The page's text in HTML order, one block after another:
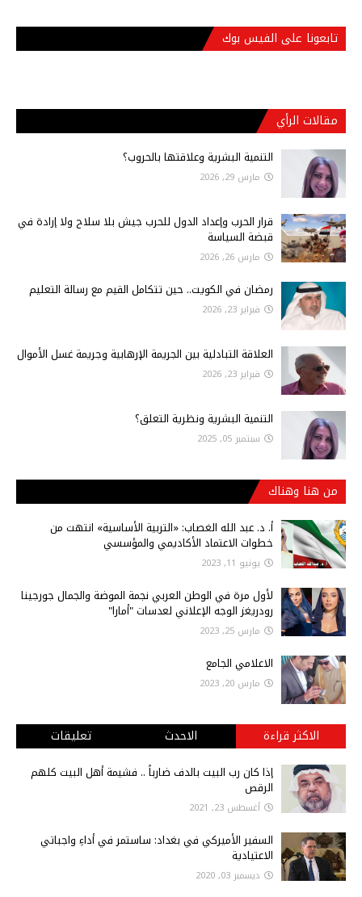
تابعونا على الفيس بوك
مقالات الرأي
التنمية البشرية وعلاقتها بالحروب؟
مارس 29, 2026
قرار الحرب وإعداد الدول للحرب جيش بلا سلاح ولا إرادة في
قبضة السياسة
مارس 26, 2026
رمضان في الكويت.. حين تتكامل القيم مع رسالة التعليم
فبراير 23, 2026
العلاقة التبادلية بين الجريمة الإرهابية وجريمة غسل الأموال
فبراير 23, 2026
التنمية البشرية ونظرية التعلق؟
سبتمبر 05, 2025
من هنا وهناك
أ‌. د. عبد الله الغصاب: «التربية الأساسية» انتهت من
خطوات الاعتماد الأكاديمي والمؤسسي
يونيو 11, 2023
لأول مرة في الوطن العربي نجمة الموضة والجمال جورجينا
رودريغز الوجه الإعلاني لعدسات "أمارا"
مارس 25, 2023
الاعلامي الجامع
مارس 20, 2023
الاكثر قراءة الاحدث تعليقات
إذا كان رب البيت بالدف ضارباً .. فشيمة أهل البيت كلهم
الرقص
أغسطس 23, 2021
السفير الأميركي في بغداد: ساستمر في أداءِ واجباتي
الاعتيادية
ديسمبر 03, 2020